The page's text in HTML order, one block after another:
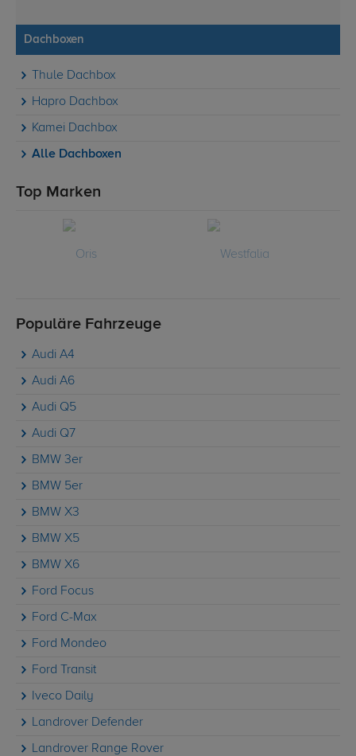
Dachboxen
Thule Dachbox
Hapro Dachbox
Kamei Dachbox
Alle Dachboxen
Top Marken
Populäre Fahrzeuge
Audi A4
Audi A6
Audi Q5
Audi Q7
BMW 3er
BMW 5er
BMW X3
BMW X5
BMW X6
Ford Focus
Ford C-Max
Ford Mondeo
Ford Transit
Iveco Daily
Landrover Defender
Landrover Range Rover